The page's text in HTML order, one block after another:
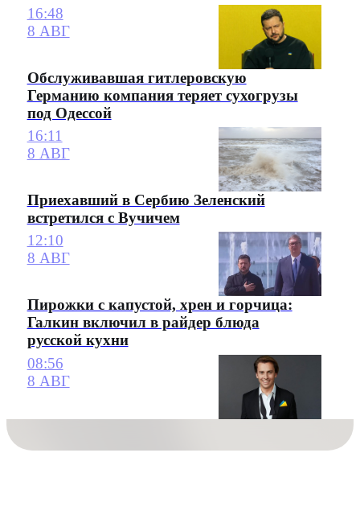
16:48
8 АВГ
Обслуживавшая гитлеровскую
Германию компания теряет сухогрузы
под Одессой
16:11
8 АВГ
Приехавший в Сербию Зеленский
встретился с Вучичем
12:10
8 АВГ
Пирожки с капустой, хрен и горчица:
Галкин включил в райдер блюда
русской кухни
08:56
8 АВГ